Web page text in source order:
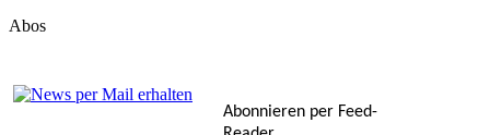
Abos
Abonnieren per Feed-